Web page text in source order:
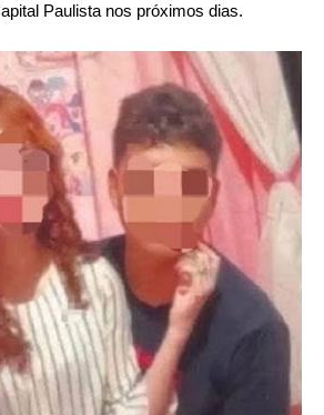
Paulista nos próximos dias.